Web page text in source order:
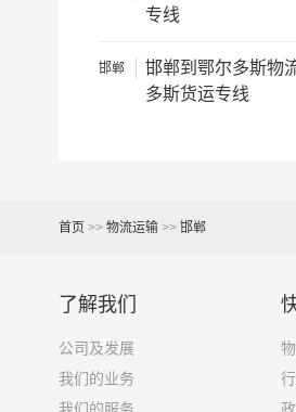
小面包车
专线
邯郸
邯郸到鄂尔多斯物
多斯货运专线
首页 >> 物流运输>> 邯郸
了解我们
公司及发展
我们的业务